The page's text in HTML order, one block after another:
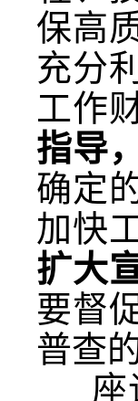
保高
充分
工作
指导
确定
加快
扩大
要督
普查
座